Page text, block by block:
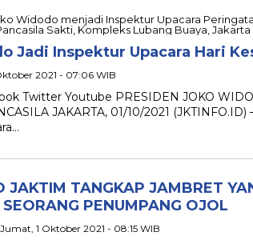
Jadi Inspektur Upacara Hari
2021 - 07:06 WIB
Twitter Youtube PRESIDEN JOKO
JAKARTA, 01/10/2021
JAKTIM TANGKAP JAMBRET
PENUMPANG OJOL
1 Oktober 2021 - 08:15 WIB